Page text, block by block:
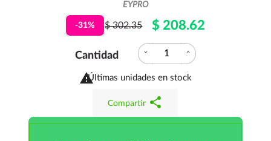
EYPRO
-31% $ 302.35 $ 208.62
Cantidad expand_more expand_less

Últimas unidades en stock
Compartir share